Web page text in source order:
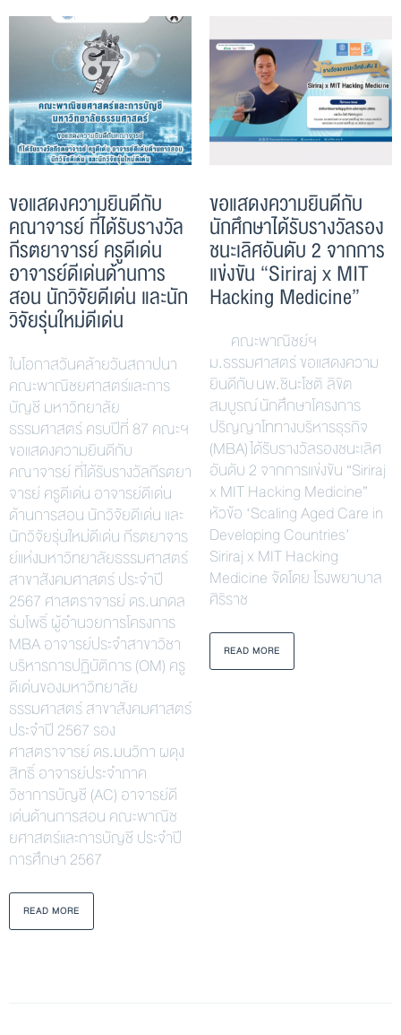
ขอแสดงความยินดีกับ
คณาจารย์ ที่ได้รับรางวัล
กีรตยาจารย์ ครูดีเด่น
อาจารย์ดีเด่นด้านการ
สอน นักวิจัยดีเด่น และนัก
วิจัยรุ่นใหม่ดีเด่น
ในโอกาสวันคล้ายวันสถาปนา
คณะพาณิชยศาสตร์และการ
บัญชี มหาวิทยาลัย
ธรรมศาสตร์ ครบปีที่ 87 คณะฯ
ขอแสดงความยินดีกับ
คณาจารย์ ที่ได้รับรางวัลกีรตยา
จารย์ ครูดีเด่น อาจารย์ดีเด่น
ด้านการสอน นักวิจัยดีเด่น และ
นักวิจัยรุ่นใหม่ดีเด่น กีรตยาจาร
ย์แห่งมหาวิทยาลัยธรรมศาสตร์
สาขาสังคมศาสตร์ ประจำปี
2567 ศาสตราจารย์ ดร.นภดล
ร่มโพธิ์ ผู้อำนวยการโครงการ
MBA อาจารย์ประจำสาขาวิชา
บริหารการปฏิบัติการ (OM) ครู
ดีเด่นของมหาวิทยาลัย
ธรรมศาสตร์ สาขาสังคมศาสตร์
ประจำปี 2567 รอง
ศาสตราจารย์ ดร.มนวิกา ผดุง
สิทธิ์ อาจารย์ประจำภาค
วิชาการบัญชี (AC) อาจารย์ดี
เด่นด้านการสอน คณะพาณิช
ยศาสตร์และการบัญชี ประจำปี
การศึกษา 2567
READ MORE
ขอแสดงความยินดีกับ
นักศึกษาได้รับรางวัลรอง
ชนะเลิศอันดับ 2 จากการ
แข่งขัน “Siriraj x MIT
Hacking Medicine”
คณะพาณิชย์ฯ
ม.ธรรมศาสตร์ ขอแสดงความ
ยินดีกับ นพ.ชินะโชติ ลิขิต
สมบูรณ์ นักศึกษาโครงการ
ปริญญาโททางบริหารธุรกิจ
(MBA) ได้รับรางวัลรองชนะเลิศ
อันดับ 2 จากการแข่งขัน “Siriraj
x MIT Hacking Medicine”
หัวข้อ ‘Scaling Aged Care in
Developing Countries’
Siriraj x MIT Hacking
Medicine จัดโดย โรงพยาบาล
ศิริราช
READ MORE